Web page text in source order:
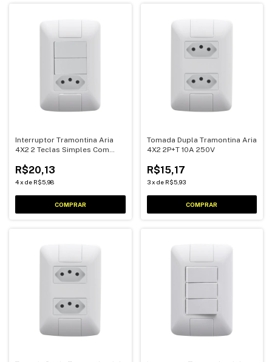
Interruptor Tramontina Aria
4X2 2 Teclas Simples Com
R$20,13
4x de R$5,98
Tomada Dupla Tramontina Aria
4X2 2P+T 10A 250V
R$15,17
3 x de R$5,93